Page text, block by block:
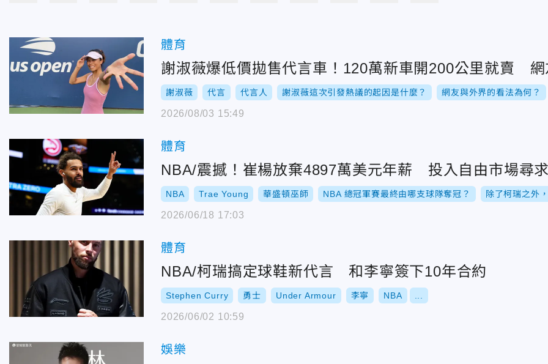
體育
謝淑薇爆低價拋售代言車！120萬新車開200公里就賣
謝淑薇 代言 代言人 謝淑薇這次引發熱議的起因是什麼？ 網友與外界的看法為何？
2026/08/03 15:49
體育
NBA/震撼！崔楊放棄4897萬美元年薪 投入自由市場尋
NBA Trae Young 華盛頓巫師 NBA 總冠軍賽最終由哪支球隊奪冠？ 除了柯瑞之外
2026/06/18 17:03
體育
NBA/柯瑞搞定球鞋新代言 和李寧簽下10年合約
Stephen Curry 勇士 Under Armour 李寧 NBA
2026/06/02 10:59
娛樂